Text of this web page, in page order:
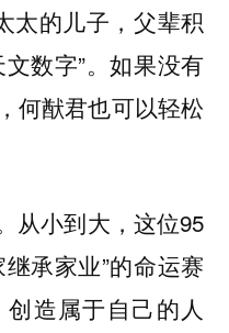
太的儿子，父辈积
数字”。如果没有
何猷君也可以轻松
从小到大，这位95
承家业”的命运赛
造属于自己的人